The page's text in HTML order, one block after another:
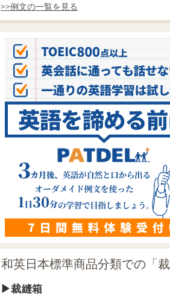
>>例文の一覧を見る
和英日本標準商品分類での「
裁縫箱